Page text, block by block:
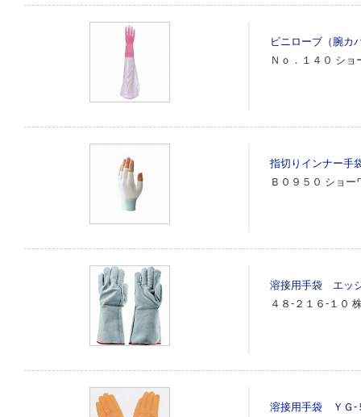
ビニローブ（腕
Ｎｏ．１４０ ショ
指切りインナー手
Ｂ０９５０ ショー
溶接用手袋 エッ
４８‐２１６‐１０
溶接用手袋 ＹＧ‐